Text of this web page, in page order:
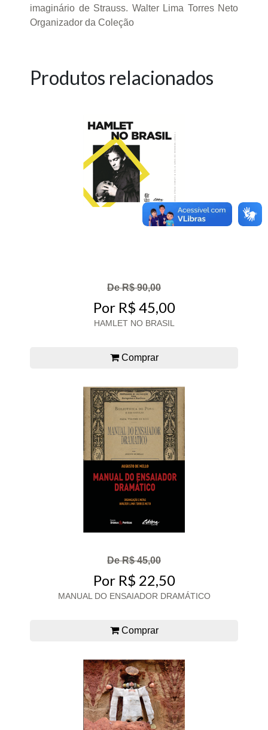
imaginário de Strauss. Walter Lima Torres Neto
Organizador da Coleção
Produtos relacionados
De R$ 90,00
Por R$ 45,00
HAMLET NO BRASIL
Comprar
De R$ 45,00
Por R$ 22,50
MANUAL DO ENSAIADOR DRAMÁTICO
Comprar